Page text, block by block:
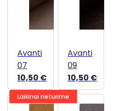
Avanti
07
10,50 €
Laikinai neturime
Avanti
09
10,50 €